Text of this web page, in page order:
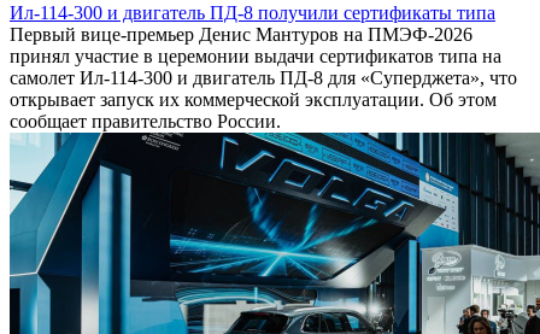
Ил-114-300 и двигатель ПД-8 получили сертификаты типа
Первый вице-премьер Денис Мантуров на ПМЭФ-2026
принял участие в церемонии выдачи сертификатов типа на
самолет Ил-114-300 и двигатель ПД-8 для «Суперджета», что
открывает запуск их коммерческой эксплуатации. Об этом
сообщает правительство России.